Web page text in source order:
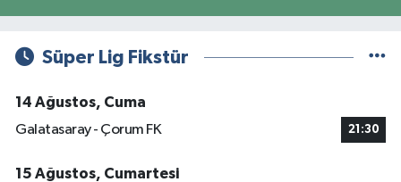
Süper Lig Fikstür
14 Ağustos, Cuma
Galatasaray - Çorum FK
21:30
15 Ağustos, Cumartesi